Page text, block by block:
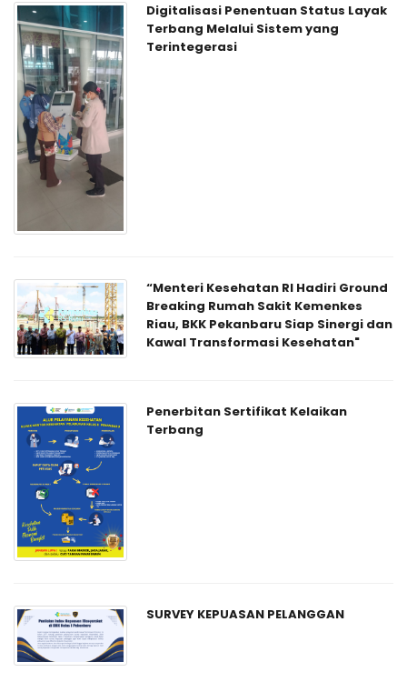
Digitalisasi Penentuan Status Layak
Terbang Melalui Sistem yang
Terintegerasi
“Menteri Kesehatan RI Hadiri Ground
Breaking Rumah Sakit Kemenkes
Riau, BKK Pekanbaru Siap Sinergi dan
Kawal Transformasi Kesehatan"
Penerbitan Sertifikat Kelaikan
Terbang
SURVEY KEPUASAN PELANGGAN